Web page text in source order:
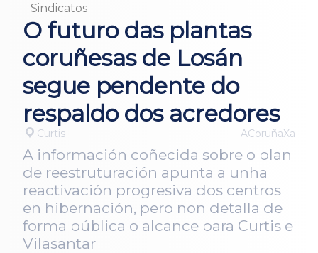
Sindicatos
O futuro das plantas
coruñesas de Losán
segue pendente do
respaldo dos acredores
Curtis ACoruñaXa
A información coñecida sobre o plan
de reestruturación apunta a unha
reactivación progresiva dos centros
en hibernación, pero non detalla de
forma pública o alcance para Curtis e
Vilasantar